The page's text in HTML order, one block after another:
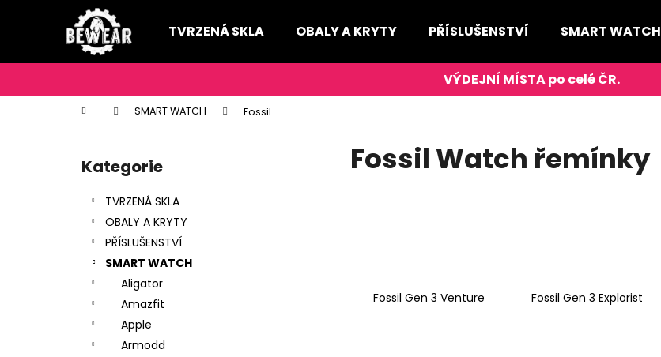
TVRZENÁ SKLA OBALY A KRYTY PŘÍSLUŠENSTVÍ SMART WATCH
Domů SMART WATCH Fossil
Přeskočit
kategorie
Kategorie
TVRZENÁ SKLA
OBALY A KRYTY
PŘÍSLUŠENSTVÍ
SMART WATCH
Aligator
Amazfit
Apple
Armodd
Fossil Watch řemínky
Fossil Gen 3 Venture Fossil Gen 3 Explorist
í
k
Zpět
do
Zpět
do
Co potřebujete najít?
HLEDAT